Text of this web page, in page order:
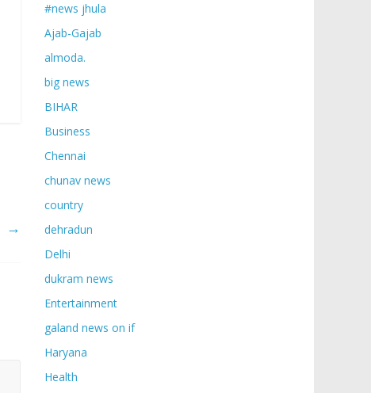
→
#news jhula
Ajab-Gajab
almoda.
big news
BIHAR
Business
Chennai
chunav news
country
dehradun
Delhi
dukram news
Entertainment
galand news on if
Haryana
Health